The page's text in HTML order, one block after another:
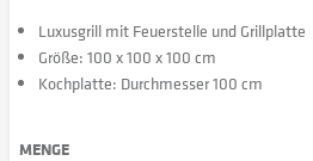
Luxusgrill mit Feuerstelle und Grillplatte
Größe: 100 x 100 x 100 cm
Kochplatte: Durchmesser 100 cm
MENGE